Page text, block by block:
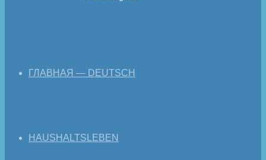
ГЛАВНАЯ — DEUTSCH
HAUSHALTSLEBEN